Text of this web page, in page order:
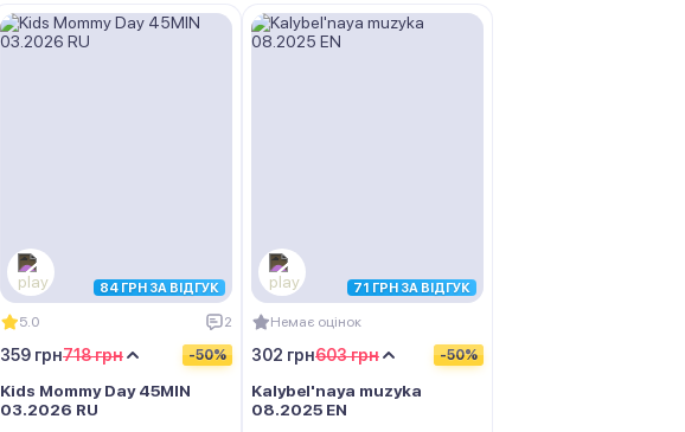
84 ГРН ЗА ВІДГУК
5.0 2
718 грн
359 грн -50%
Kids Mommy Day 45MIN
03.2026 RU
71 ГРН ЗА ВІДГУК
Немає оцінок
603 грн
302 грн -50%
Kalybel'naya muzyka
08.2025 EN